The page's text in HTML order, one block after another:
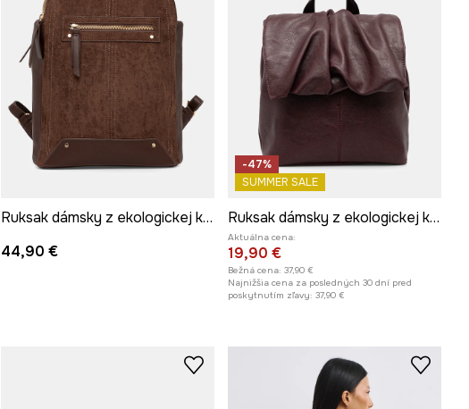
Ruksak dámsky z ekologickej kože a imitácie semišu
44,90 €
-47%
SUMMER SALE
Ruksak dámsky z ekologickej kože
Aktuálna cena:
19,90 €
Bežná cena: 37,90 €
Najnižšia cena za posledných 30 dní pred
poskytnutím zľavy: 37,90 €